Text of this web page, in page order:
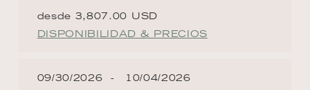
desde 3,807.00 USD
DISPONIBILIDAD & PRECIOS
09/30/2026 10/04/2026